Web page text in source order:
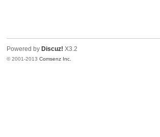
Powered by Discuz! X3.2
© 2001-2013Comsenz Inc.